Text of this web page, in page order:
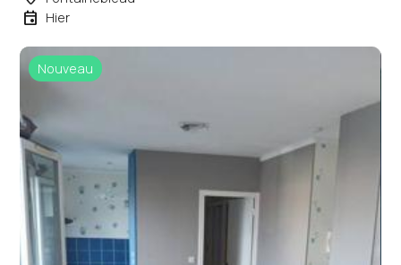
event Hier
Nouveau